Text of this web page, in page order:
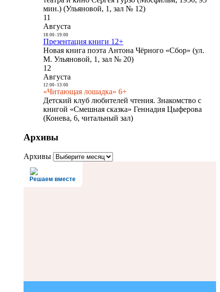
мин.) (Ульяновой, 1, зал № 12)
11
Августа
18:00- 19:00
Презентация книги 12+
Новая книга поэта Антона Чёрного «Сбор» (ул.
М. Ульяновой, 1, зал № 20)
12
Августа
12:00- 13:00
«Читающая лошадка» 6+
Детский клуб любителей чтения. Знакомство с
книгой «Смешная сказка» Геннадия Цыферова
(Конева, 6, читальный зал)
Архивы
Архивы
Решаем вместе